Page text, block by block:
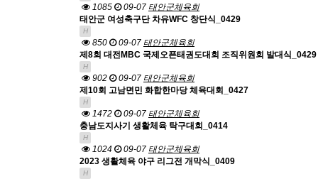
1085 09-07 태안군체육회
태안군 여성축구단 차유WFC 창단식_0429
H
850 09-07 태안군체육회
제8회 대전MBC 국제오픈태권도대회 조직위원회 발대식_0429
H
902 09-07 태안군체육회
제10회 고남면민 화합한마당 체육대회_0427
H
1472 09-07 태안군체육회
충남도지사기 생활체육 탁구대회_0414
H
1024 09-07 태안군체육회
2023 생활체육 야구 리그전 개막식_0409
H